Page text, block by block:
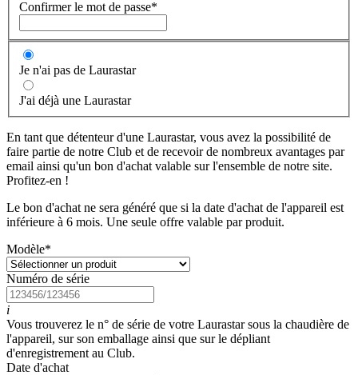
Confirmer le mot de passe*
Je n'ai pas de Laurastar
J'ai déjà une Laurastar
En tant que détenteur d'une Laurastar, vous avez la possibilité de
faire partie de notre Club et de recevoir de nombreux avantages par
email ainsi qu'un bon d'achat valable sur l'ensemble de notre site.
Profitez-en !
Le bon d'achat ne sera généré que si la date d'achat de l'appareil est
inférieure à 6 mois. Une seule offre valable par produit.
Modèle*
Numéro de série
i
Vous trouverez le n° de série de votre Laurastar sous la chaudière de
l'appareil, sur son emballage ainsi que sur le dépliant
d'enregistrement au Club.
Date d'achat